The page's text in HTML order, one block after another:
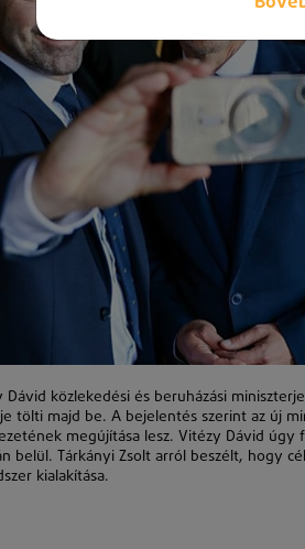
közlekedési és beruházási
tölti majd be. A bejelentés szerint az új
megújítása lesz. Vitézy Dávid úgy
belül. Tárkányi Zsolt arról beszélt, hogy
kialakítása.